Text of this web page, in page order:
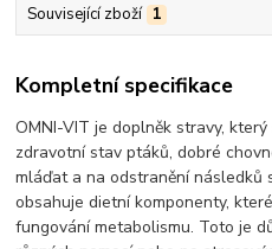
Související zboží 1
Kompletní specifikace
OMNI-VIT je doplněk stravy,
zdravotní stav ptáků, dobré
mláďat a na odstranění následků
obsahuje dietní komponenty,
fungování metabolismu. Toto je